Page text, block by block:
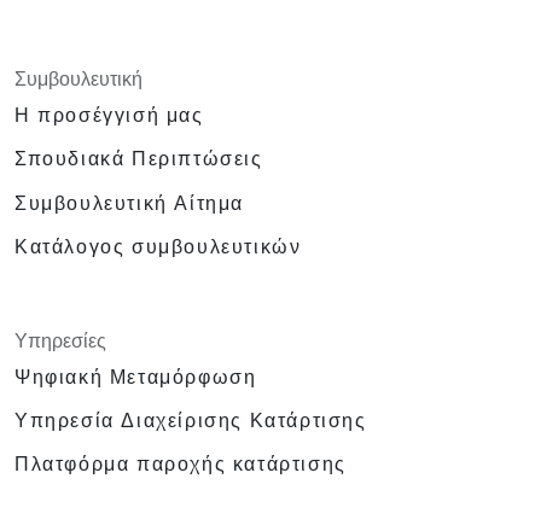
Συμβουλευτική
Η προσέγγισή μας
Σπουδιακά Περιπτώσεις
Συμβουλευτική Αίτημα
Κατάλογος συμβουλευτικών
Υπηρεσίες
Ψηφιακή Μεταμόρφωση
Υπηρεσία Διαχείρισης Κατάρτισης
Πλατφόρμα παροχής κατάρτισης